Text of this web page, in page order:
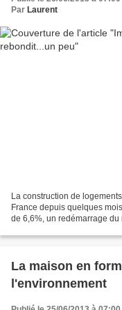
Par Laurent
La construction de
France depuis quelques
de 6,6%, un redémarrage
La maison en
l'environnement